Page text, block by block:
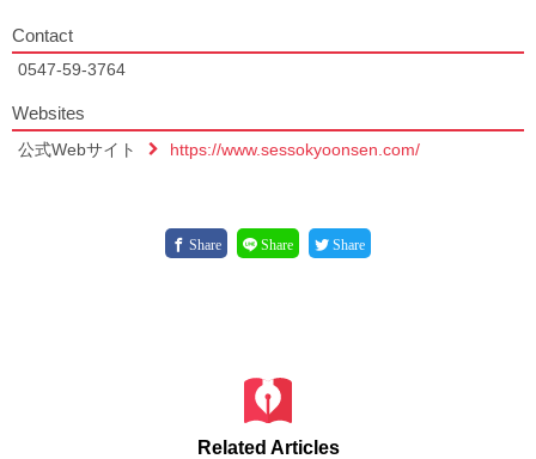
Contact
0547-59-3764
Websites
公式Webサイト https://www.sessokyoonsen.com/
Share Share Share
Related Articles